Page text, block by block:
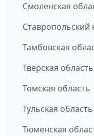
Смоленская
Ставропольский
Тамбовская
Тверская область
Томская область
Тульская область
Тюменская